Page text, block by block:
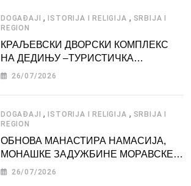
DOGAĐAJI ,ISTORIJA I RELIGIJA , SRBIJA I
REGION
КРАЉЕВСКИ ДВОРСКИ КОМПЛЕКС
НА ДЕДИЊУ –ТУРИСТИЧКА
АТРАКЦИЈА
26/07/2026
DOGAĐAJI ,ISTORIJA I RELIGIJA , SRBIJA I
REGION
ОБНОВА МАНАСТИРА НАМАСИЈА,
МОНАШКЕ ЗАДУЖБИНЕ МОРАВСКЕ
СРБИЈЕ
26/07/2026